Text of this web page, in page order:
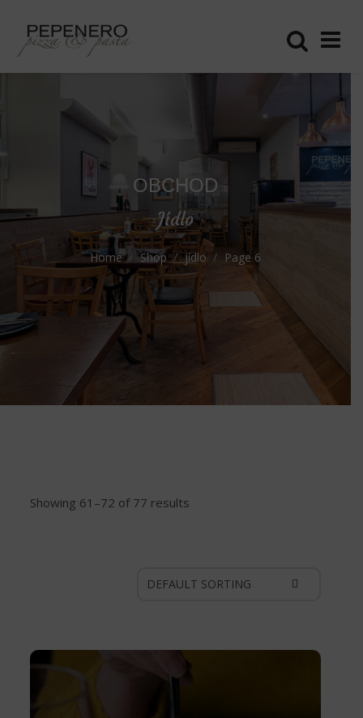
OBCHOD
Jídlo
Home Shop jídlo Page 6
Showing 61–72 of 77 results